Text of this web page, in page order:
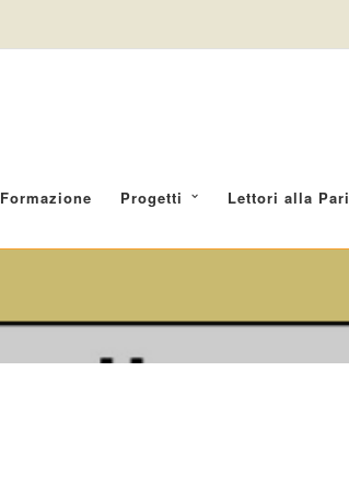
Formazione Progetti Lettori alla Pari